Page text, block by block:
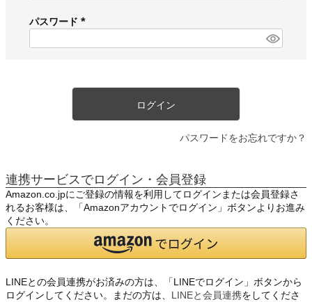
)
パスワード
必
ログイン
パスワードをお忘れですか？
連携サービスでログイン・会員登録
Amazon.co.jpにご登録の情報を利用してログインまたは会員登録さ
れるお客様は、「Amazonアカウントでログイン」ボタンよりお進み
ください。
LINEとの会員連携がお済みの方は、「LINEでログイン」ボタンから
ログインしてください。まだの方は、 LINEと会員連携をしてくださ